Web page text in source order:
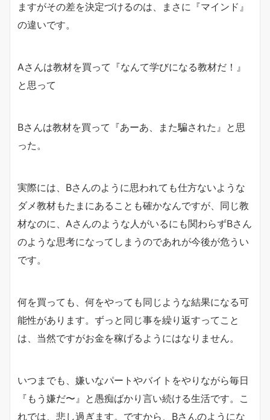
ますがその差を決定づけるのは、まさに『マインド』
の違いです。
Aさんは教材を買って『なんて学びになる教材だ！』
と思って
Bさんは教材を買って『あーあ、また騙された』と思
った。
実際には、Bさんのように思われても仕方ないような
ダメ教材もたまにあることも確かなんですが、同じ教
材なのに、Aさんのような人がいるにも関わらずBさん
のような思考になってしまうのであれが今後が危うい
です。
何を買っても、何をやっても同じような結果になる可
能性があります。ずっと同じ事を繰り返すってこと
は、当然ですがお金を稼げるようにはなりません。
いつまでも、嫌いなパートやバイトをやりながら毎日
『もう嫌だ〜』と愚痴ばかり言い続ける生活です。こ
れでは、悲し過ぎます。ですから、Bさんのようにな